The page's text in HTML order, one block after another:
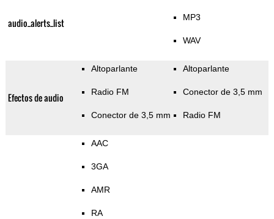
audio_alerts_list MP3
WAV
Efectos de audio
Altoparlante
Radio FM
Conector de 3,5 mm
Altoparlante
Conector de 3,5 mm
Radio FM
AAC
3GA
AMR
RA